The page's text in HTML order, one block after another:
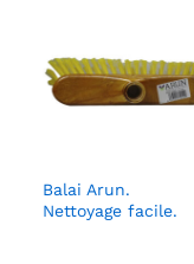
Balai Arun.
Nettoyage facile.